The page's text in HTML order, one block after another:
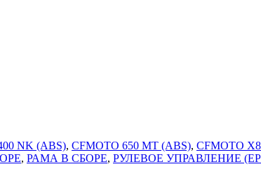
NK (ABS), CFMOTO 650 MT (ABS), CFMOTO
, РАМА В СБОРЕ, РУЛЕВОЕ УПРАВЛЕНИЕ